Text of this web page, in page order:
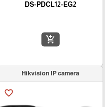
DS-PDCL12-EG2
add_shopping_cart
Hikvision IP camera
favorite_border